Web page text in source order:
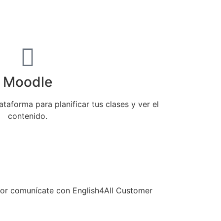
Moodle
para planificar tus clases y ver el
contenido.
comunícate con English4All Customer